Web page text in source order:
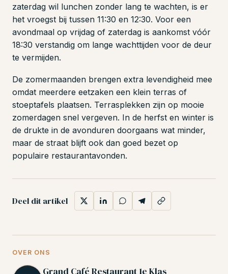
zaterdag wil lunchen zonder lang te wachten, is er
het vroegst bij tussen 11:30 en 12:30. Voor een
avondmaal op vrijdag of zaterdag is aankomst vóór
18:30 verstandig om lange wachttijden voor de deur
te vermijden.
De zomermaanden brengen extra levendigheid mee
omdat meerdere eetzaken een klein terras of
stoeptafels plaatsen. Terrasplekken zijn op mooie
zomerdagen snel vergeven. In de herfst en winter is
de drukte in de avonduren doorgaans wat minder,
maar de straat blijft ook dan goed bezet op
populaire restaurantavonden.
Deel dit artikel
OVER ONS
Grand Café Restaurant 1e Klas